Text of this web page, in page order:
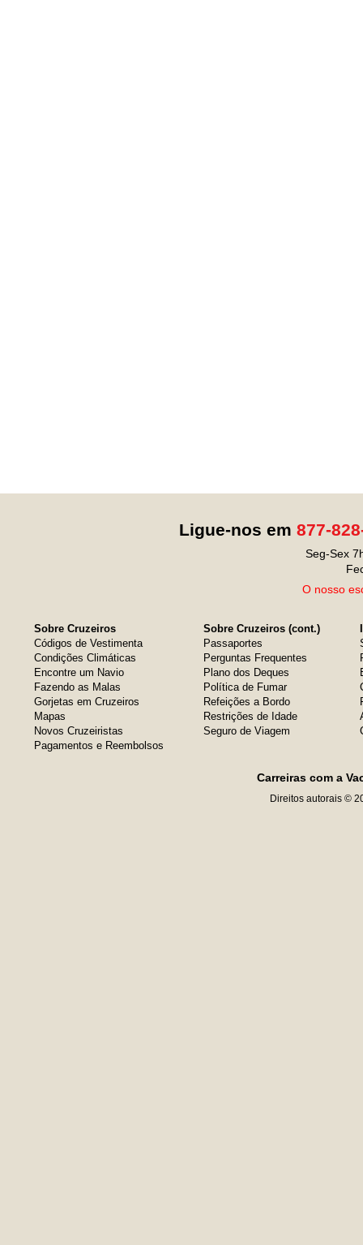
Ligue-nos em 877-
Seg-Sex
O nosso
Sobre Cruzeiros
Códigos de Vestimenta
Condições Climáticas
Encontre um Navio
Fazendo as Malas
Gorjetas em Cruzeiros
Mapas
Novos Cruzeiristas
Pagamentos e Reembolsos
Sobre Cruzeiros (cont.)
Passaportes
Perguntas Frequentes
Plano dos Deques
Política de Fumar
Refeições a Bordo
Restrições de Idade
Seguro de Viagem
Carreiras com a
Direitos autorais ©